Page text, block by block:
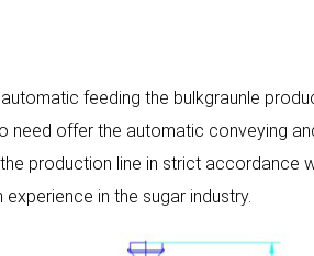
feeding the bulkgraunle
need offer the automatic conveying
production line in strict accordance
in the sugar industry.